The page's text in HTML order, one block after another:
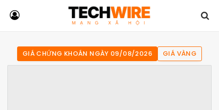
GIÁ CHỨNG KHOÁN NGÀY 09/08/2026 GIÁ VÀNG